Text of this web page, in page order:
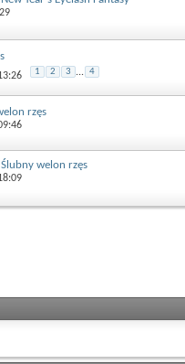
1 2 3 ... 4
rzęs
welon rzęs